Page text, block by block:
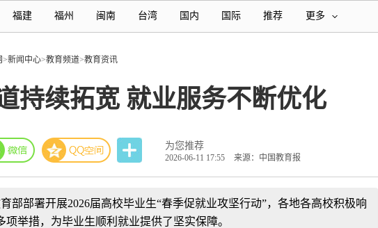
福建 福州 闽南 台湾 国内 国际 推荐 更多
>新闻中心>教育频道>教育资讯
持续拓宽 就业服务不断优化
为您推荐
2026-06-11 17:55 来源：中国教育报
部部署开展2026届高校毕业生“春季促就业攻坚行动”，各地各高校积极响
项举措，为毕业生顺利就业提供了坚实保障。